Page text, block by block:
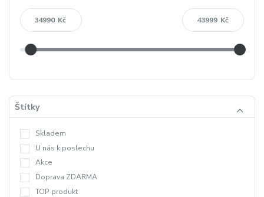
Kč Kč
Štítky
Skladem
U nás k poslechu
Akce
Doprava ZDARMA
TOP produkt